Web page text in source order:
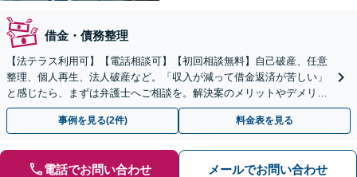
借金・債務整理
【法テラス利用可】【電話相談可】【初回相談無料】自己破産、任意
整理、個人再生、法人破産など。「収入が減って借金返済が苦しい」
と感じたら、まずは弁護士へご相談を。解決案のメリットやデメリッ
トを丁寧に説明します【休日面談OK】
事例を見る(2件) 料金表を見る
電話でお問い合わせ メールでお問い合わせ